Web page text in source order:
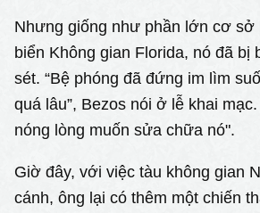
Nhưng giống như phần lớn cơ sở
biển Không gian Florida, nó đã bị
sét. “Bệ phóng đã đứng im lìm
quá lâu”, Bezos nói ở lễ khai
nóng lòng muốn sửa chữa nó".
Giờ đây, với việc tàu không gian
cánh, ông lại có thêm một chiến